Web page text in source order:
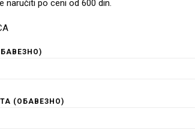
naručiti po ceni od 600 din.
(ОБАВЕЗНО)